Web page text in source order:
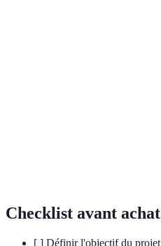
Checklist avant achat
[ ] Définir l'objectif du projet